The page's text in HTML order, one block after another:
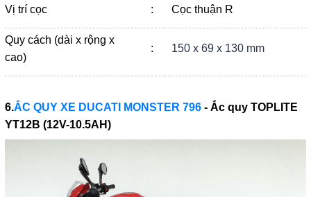
Vị trí cọc : Cọc thuận R
Quy cách (dài x rộng x
cao)
: 150 x 69 x 130 mm
6.ẮC QUY XE DUCATI MONSTER 796- Ắc quy TOPLITE
YT12B (12V-10.5AH)